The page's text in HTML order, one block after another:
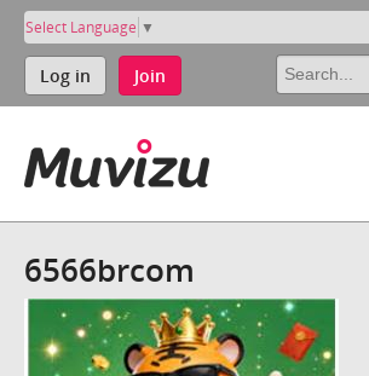
Select Language ▼
Log in Join
6566brcom